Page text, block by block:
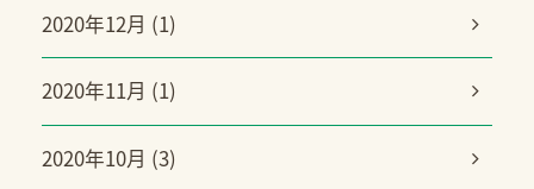
2020年12月 (1)
2020年11月 (1)
2020年10月 (3)